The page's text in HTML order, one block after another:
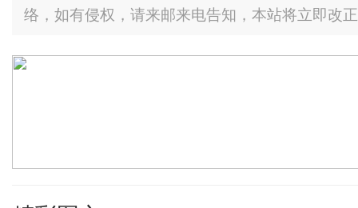
络，如有侵权，请来邮来电告知，本站将立即改